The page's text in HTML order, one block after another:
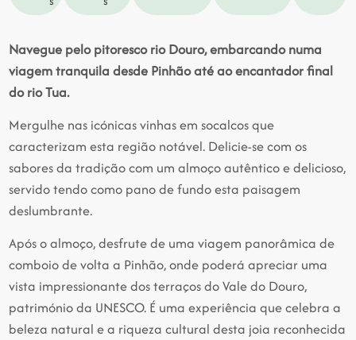
Navegue pelo pitoresco rio Douro, embarcando numa
viagem tranquila desde Pinhão até ao encantador final
do rio Tua.
Mergulhe nas icónicas vinhas em socalcos que
caracterizam esta região notável. Delicie-se com os
sabores da tradição com um almoço autêntico e delicioso,
servido tendo como pano de fundo esta paisagem
deslumbrante.
Após o almoço, desfrute de uma viagem panorâmica de
comboio de volta a Pinhão, onde poderá apreciar uma
vista impressionante dos terraços do Vale do Douro,
património da UNESCO. É uma experiência que celebra a
beleza natural e a riqueza cultural desta joia reconhecida